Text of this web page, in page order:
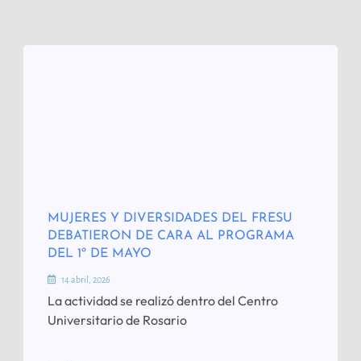
MUJERES Y DIVERSIDADES DEL FRESU
DEBATIERON DE CARA AL PROGRAMA
DEL 1º DE MAYO
14 abril, 2026
La actividad se realizó dentro del Centro
Universitario de Rosario